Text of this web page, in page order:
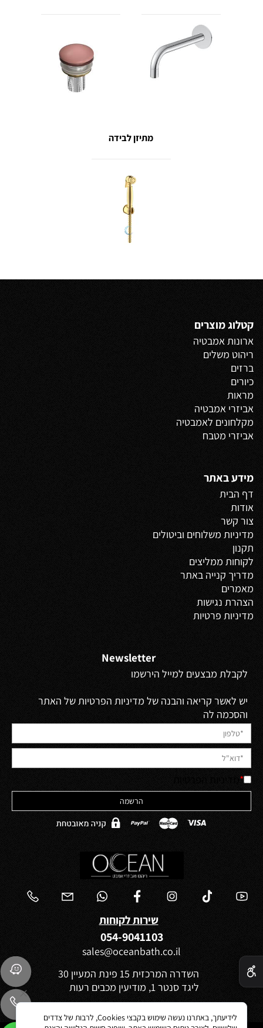
מתיזן לבידה
קטלוג מוצרים
ארונות אמבטיה
ריהוט משלים
ברזים
כיורים
מראות
אביזרי אמבטיה
מקלחונים לאמבטיה
אביזרי מטבח
מידע באתר
דף הבית
אודות
צור קשר
מדיניות משלוחים וביטולים
תקנון
לקוחות ממליצים
מדריך קנייה באתר
מאמרים
הצהרת נגישות
מדיניות פרטיות
Newsletter
לקבלת מבצעים למייל הירשמו
יש לאשר קריאה והבנה של מדיניות הפרטיות של האתר
והסכמה לה
*
שירות לקוחות
054-9041103
sales@oceanbath.co.il
השדרה המרכזית 15 פינת המעיין 30
ליגד סנטר 1, מודיעין מכבים רעות
לידיעתך, באתרנו נעשה שימוש בקבצי Cookies, לרבות של צדדים